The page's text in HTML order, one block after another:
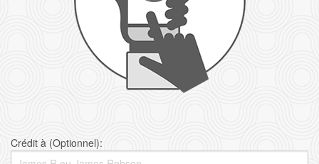
Crédit à (Optionnel):